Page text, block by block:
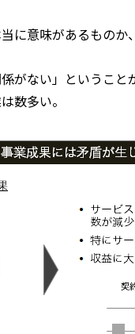
に意味があるものか
がない」というこ
数多い。